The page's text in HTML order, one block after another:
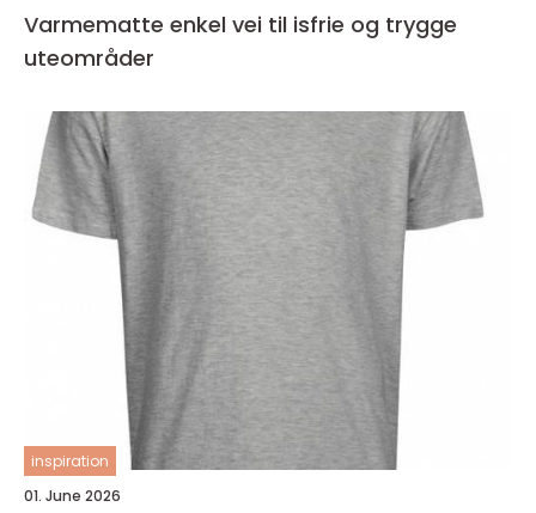
Varmematte enkel vei til isfrie og trygge
uteområder
inspiration
01. June 2026